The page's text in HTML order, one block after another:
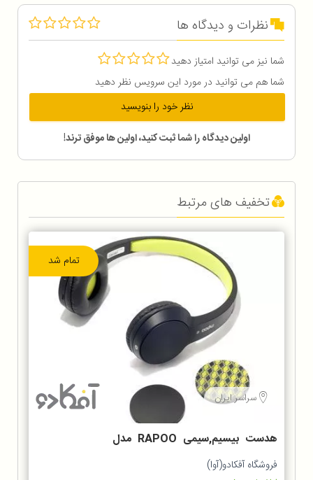
نظرات و دیدگاه ها
شما نیز می توانید امتیاز دهید
شما هم می توانید در مورد این سرویس نظر دهید
نظر خود را بنویسید
اولین دیدگاه را شما ثبت کنید، اولین ها موفق ترند!
تخفیف های مرتبط
تمام شد
سراسر ایران
هدست بیسیم,سیمی RAPOO مدل
S100
فروشگاه آفکادو(آوا)